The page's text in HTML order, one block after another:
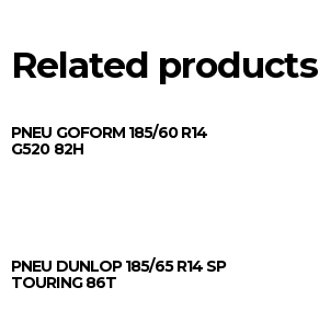
Related products
PNEU GOFORM 185/60 R14
G520 82H
PNEU DUNLOP 185/65 R14 SP
TOURING 86T